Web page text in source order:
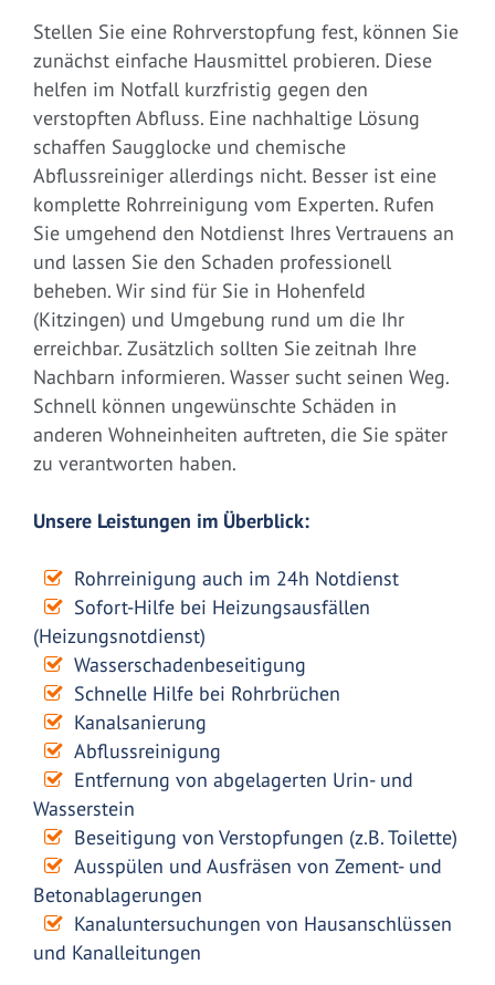
Stellen Sie eine Rohrverstopfung fest, können Sie
zunächst einfache Hausmittel probieren. Diese
helfen im Notfall kurzfristig gegen den
verstopften Abfluss. Eine nachhaltige Lösung
schaffen Saugglocke und chemische
Abflussreiniger allerdings nicht. Besser ist eine
komplette Rohrreinigung vom Experten. Rufen
Sie umgehend den Notdienst Ihres Vertrauens an
und lassen Sie den Schaden professionell
beheben. Wir sind für Sie in Hohenfeld
(Kitzingen) und Umgebung rund um die Ihr
erreichbar. Zusätzlich sollten Sie zeitnah Ihre
Nachbarn informieren. Wasser sucht seinen Weg.
Schnell können ungewünschte Schäden in
anderen Wohneinheiten auftreten, die Sie später
zu verantworten haben.
Unsere Leistungen im Überblick:
Rohrreinigung auch im 24h Notdienst
Sofort-Hilfe bei Heizungsausfällen
(Heizungsnotdienst)
Wasserschadenbeseitigung
Schnelle Hilfe bei Rohrbrüchen
Kanalsanierung
Abflussreinigung
Entfernung von abgelagerten Urin- und
Wasserstein
Beseitigung von Verstopfungen (z.B. Toilette)
Ausspülen und Ausfräsen von Zement- und
Betonablagerungen
Kanaluntersuchungen von Hausanschlüssen
und Kanalleitungen